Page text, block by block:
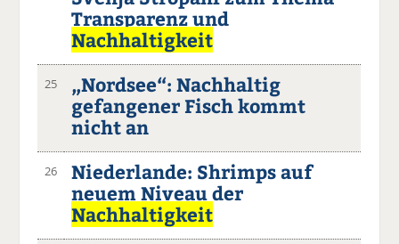
Transparenz und
Nachhaltigkeit
25
„Nordsee“: Nachhaltig
gefangener Fisch kommt
nicht an
26
Niederlande: Shrimps auf
neuem Niveau der
Nachhaltigkeit